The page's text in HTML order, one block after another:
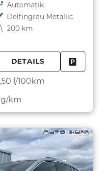
Getriebe Automatik
Außenfarbe Delfingrau Metallic
Kilometerstand 200 km
DETAILS
l/100km
g/km